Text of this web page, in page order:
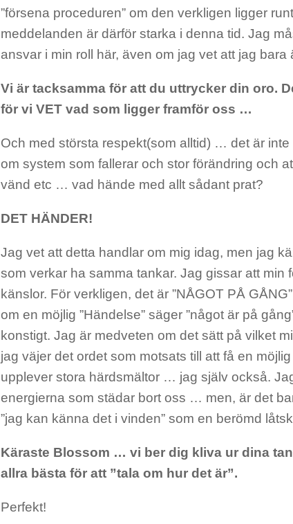
”försena proceduren” om den verkligen ligger
meddelanden är därför starka i denna tid. Jag
ansvar i min roll här, även om jag vet att jag bara
Vi är tacksamma för att du uttrycker din oro.
för vi VET vad som ligger framför oss …
Och med största respekt(som alltid) … det är
om system som fallerar och stor förändring och
vänd etc … vad hände med allt sådant prat?
DET HÄNDER!
Jag vet att detta handlar om mig idag, men jag
som verkar ha samma tankar. Jag gissar att min
känslor. För verkligen, det är ”NÅGOT PÅ
om en möjlig ”Händelse” säger ”något är på
konstigt. Jag är medveten om det sätt på vilket
jag väjer det ordet som motsats till att få en
upplever stora härdsmältor … jag själv också.
energierna som städar bort oss … men, är det
”jag kan känna det i vinden” som en berömd
Käraste Blossom … vi ber dig kliva ur dina
allra bästa för att ”tala om hur det är”.
Perfekt!